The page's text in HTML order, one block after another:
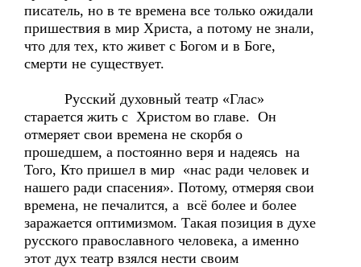
писатель, но в те времена все только ожидали
пришествия в мир Христа, а потому не знали,
что для тех, кто живет с Богом и в Боге,
смерти не существует.
Русский духовный театр «Глас»
старается жить с Христом во главе. Он
отмеряет свои времена не скорбя о
прошедшем, а постоянно веря и надеясь на
Того, Кто пришел в мир «нас ради человек и
нашего ради спасения». Потому, отмеряя свои
времена, не печалится, а всё более и более
заражается оптимизмом. Такая позиция в духе
русского православного человека, а именно
этот дух театр взялся нести своим